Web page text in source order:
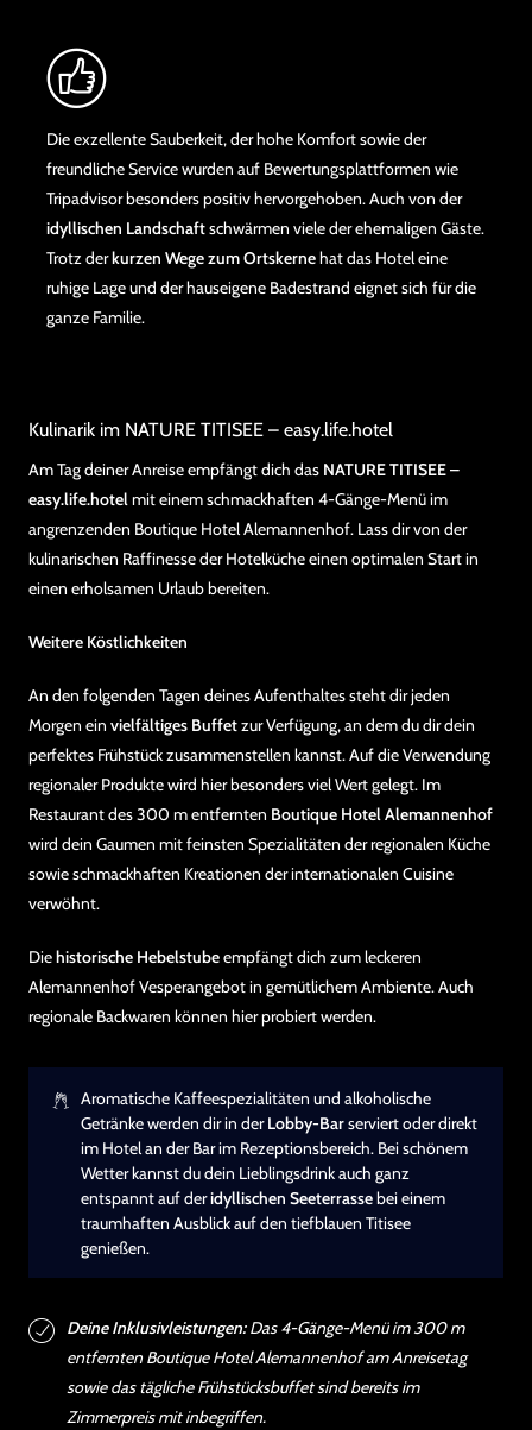
Die exzellente Sauberkeit, der hohe Komfort sowie der
freundliche Service wurden auf Bewertungsplattformen wie
Tripadvisor besonders positiv hervorgehoben. Auch von der
idyllischen Landschaftschwärmen viele der ehemaligen Gäste.
Trotz derkurzen Wege zum Ortskernehat das Hotel eine
ruhige Lage und der hauseigene Badestrand eignet sich für die
ganze Familie.
Kulinarik im NATURE TITISEE – easy.life.hotel
Am Tag deiner Anreise empfängt dich das NATURE TITISEE –
easy.life.hotelmit einem schmackhaften 4-Gänge-Menü im
angrenzenden Boutique Hotel Alemannenhof. Lass dir von der
kulinarischen Raffinesse der Hotelküche einen optimalen Start in
einen erholsamen Urlaub bereiten.
Weitere Köstlichkeiten
An den folgenden Tagen deines Aufenthaltes steht dir jeden
Morgen ein vielfältiges Buffetzur Verfügung, an dem du dir dein
perfektes Frühstück zusammenstellen kannst. Auf die Verwendung
regionaler Produkte wird hier besonders viel Wert gelegt. Im
Restaurant des 300 m entfernten Boutique Hotel Alemannenhof
wird dein Gaumen mit feinsten Spezialitäten der regionalen Küche
sowie schmackhaften Kreationen der internationalen Cuisine
verwöhnt.
Diehistorische Hebelstubeempfängt dich zum leckeren
Alemannenhof Vesperangebot in gemütlichem Ambiente. Auch
regionale Backwaren können hier probiert werden.
Aromatische Kaffeespezialitäten und alkoholische
Getränke werden dir in derLobby-Barserviert oder direkt
im Hotel an der Bar im Rezeptionsbereich. Bei schönem
Wetter kannst du dein Lieblingsdrink auch ganz
entspannt auf deridyllischen Seeterrassebei einem
traumhaften Ausblick auf den tiefblauen Titisee
genießen.
Deine Inklusivleistungen:Das 4-Gänge-Menü im 300 m
entfernten Boutique Hotel Alemannenhof am Anreisetag
sowie das tägliche Frühstücksbuffet sind bereits im
Zimmerpreis mit inbegriffen.